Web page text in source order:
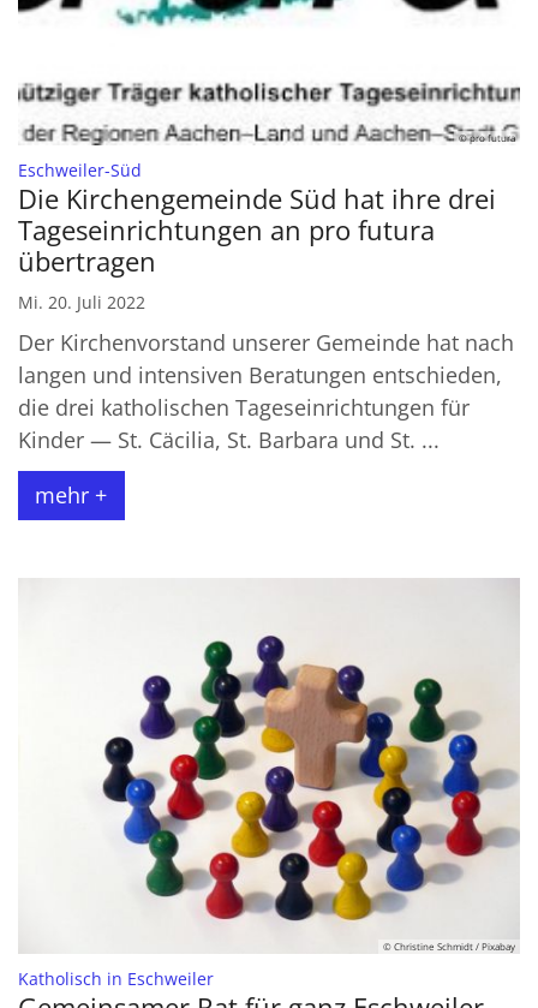
© pro futura
Eschweiler-Süd
Die Kirchengemeinde Süd hat ihre drei
Tageseinrichtungen an pro futura
übertragen
Mi. 20. Juli 2022
Der Kirchenvorstand unserer Gemeinde hat nach
langen und intensiven Beratungen entschieden,
die drei katholischen Tageseinrichtungen für
Kinder — St. Cäcilia, St. Barbara und St. ...
mehr +
© Christine Schmidt / Pixabay
Katholisch in Eschweiler: